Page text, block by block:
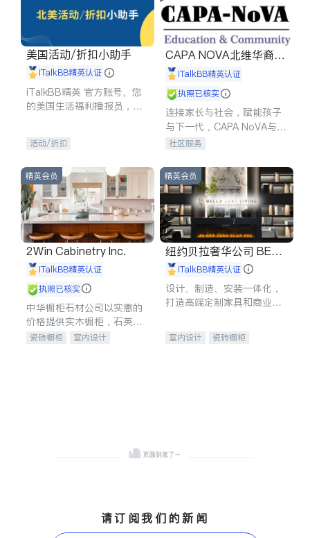
美国活动/折扣小助手
iTalkBB精英认证
iTalkBB精英 官方账号。您
的美国生活福利播报员，精
专属福利。
活动/折扣
CAPA NOVA北维华裔家
长会iTalkBB精英认证
执照已核实
连接家长与社会，赋能孩子
与下一代，CAPA NoVA与您
携手建设包容、公平、充满
社区服务
精英会员
2Win Cabinetry Inc.
iTalkBB精英认证
执照已核实
中华橱柜石材公司以实惠的
价格提供实木橱柜，石英石
台面，多种优质不锈钢水
瓷砖橱柜
室内设计
精英会员
纽约贝拉奢华公司 BELL
A LUXE
iTalkBB精英认证
设计、制造、安装一体化，
打造高端定制家具和商业空
室内设计
瓷砖橱柜
请订阅我们的新闻